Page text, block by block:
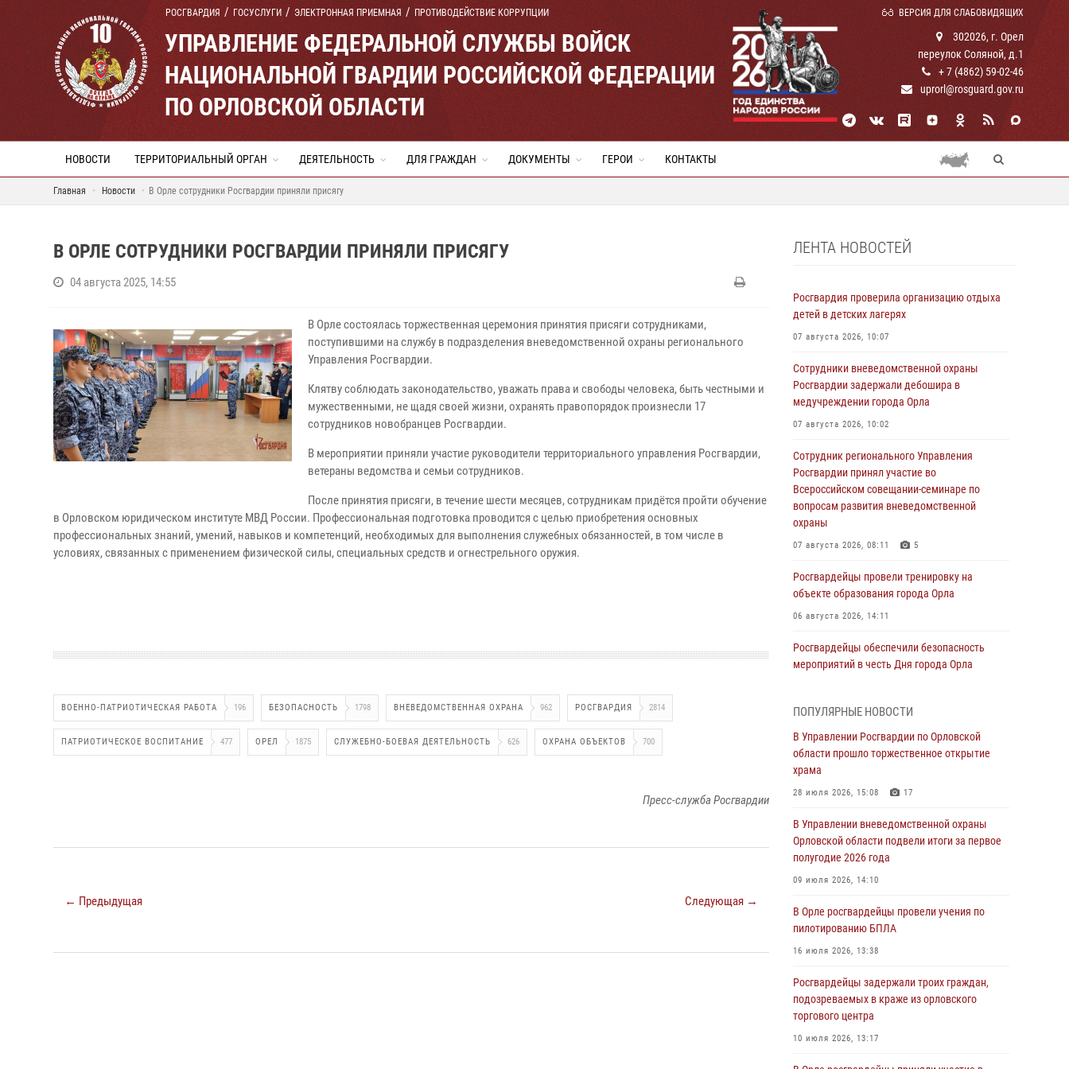
РОСГВАРДИЯ ГОСУСЛУГИ ЭЛЕКТРОННАЯ ПРИЕМНАЯ ПРОТИВОДЕЙСТВИЕ КОРРУПЦИИ ВЕРСИЯ ДЛЯ СЛАБОВИДЯЩИХ
УПРАВЛЕНИЕ ФЕДЕРАЛЬНОЙ СЛУЖБЫ ВОЙСК
НАЦИОНАЛЬНОЙ ГВАРДИИ РОССИЙСКОЙ ФЕДЕРАЦИИ
ПО ОРЛОВСКОЙ ОБЛАСТИ
302026, г. Орел
переулок Соляной, д.1
+ 7 (4862) 59-02-46
uprorl@rosguard.gov.ru
НОВОСТИ ТЕРРИТОРИАЛЬНЫЙ ОРГАН ДЕЯТЕЛЬНОСТЬ ДЛЯ ГРАЖДАН ДОКУМЕНТЫ ГЕРОИ КОНТАКТЫ
Главная Новости В Орле сотрудники Росгвардии приняли присягу
В ОРЛЕ СОТРУДНИКИ РОСГВАРДИИ ПРИНЯЛИ ПРИСЯГУ
04 августа 2025, 14:55
В Орле состоялась торжественная церемония принятия присяги сотрудниками,
поступившими на службу в подразделения вневедомственной охраны регионального
Управления Росгвардии.
Клятву соблюдать законодательство, уважать права и свободы человека, быть честными и
мужественными, не щадя своей жизни, охранять правопорядок произнесли 17
сотрудников новобранцев Росгвардии.
В мероприятии приняли участие руководители территориального управления Росгвардии,
ветераны ведомства и семьи сотрудников.
После принятия присяги, в течение шести месяцев, сотрудникам придётся пройти обучение
в Орловском юридическом институте МВД России. Профессиональная подготовка проводится с целью приобретения основных
профессиональных знаний, умений, навыков и компетенций, необходимых для выполнения служебных обязанностей, в том числе в
условиях, связанных с применением физической силы, специальных средств и огнестрельного оружия.
ВОЕННО-ПАТРИОТИЧЕСКАЯ РАБОТА 196 БЕЗОПАСНОСТЬ 1798 ВНЕВЕДОМСТВЕННАЯ ОХРАНА 962 РОСГВАРДИЯ 2814
ПАТРИОТИЧЕСКОЕ ВОСПИТАНИЕ 477 ОРЕЛ 1875 СЛУЖЕБНО-БОЕВАЯ ДЕЯТЕЛЬНОСТЬ 626 ОХРАНА ОБЪЕКТОВ 700
Пресс-служба Росгвардии
← Предыдущая Следующая →
ЛЕНТА НОВОСТЕЙ
Росгвардия проверила организацию отдыха
детей в детских лагерях
07 августа 2026, 10:07
Сотрудники вневедомственной охраны
Росгвардии задержали дебошира в
медучреждении города Орла
07 августа 2026, 10:02
Сотрудник регионального Управления
Росгвардии принял участие во
Всероссийском совещании-семинаре по
вопросам развития вневедомственной
охраны
07 августа 2026, 08:11 5
Росгвардейцы провели тренировку на
объекте образования города Орла
06 августа 2026, 14:11
Росгвардейцы обеспечили безопасность
мероприятий в честь Дня города Орла
Начальник регионального Управления
Росгвардии принял участие в митинге в честь
дня освобождения города Орла
05 августа 2026, 13:16
результатах работы за первое полугодие
05 августа 2026, 13:12
За месяц росгвардейцы задержали 15 лиц,
противоправных действий
04 августа 2026, 14:21
росгвардейцев
04 августа 2026, 14:06 2
За месяц росгвардейцы приняли от граждан
ПОПУЛЯРНЫЕ НОВОСТИ
В Управлении Росгвардии по Орловской
области прошло торжественное открытие
храма
28 июля 2026, 15:08 17
В Управлении вневедомственной охраны
Орловской области подвели итоги за первое
полугодие 2026 года
09 июля 2026, 14:10
В Орле росгвардейцы провели учения по
пилотированию БПЛА
16 июля 2026, 13:38
Росгвардейцы задержали троих граждан,
подозреваемых в краже из орловского
торгового центра
10 июля 2026, 13:17